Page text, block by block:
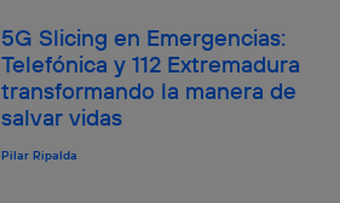
5G Slicing en Emergencias:
Telefónica y 112 Extremadura
transformando la manera de
salvar vidas
Pilar Ripalda